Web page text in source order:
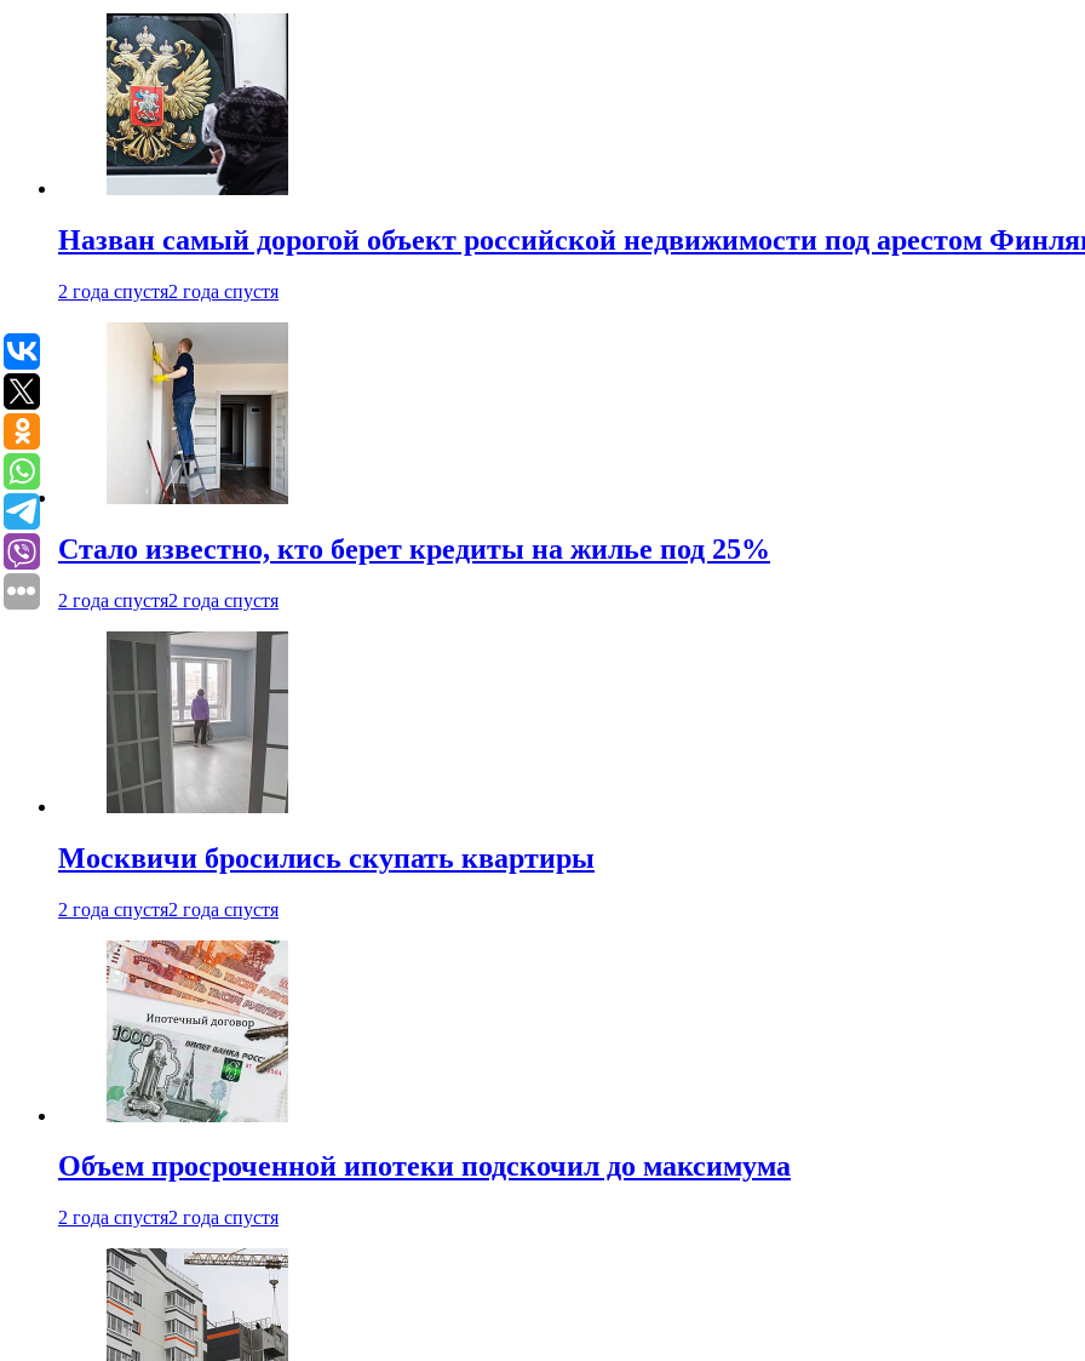
Назван самый дорогой объект российской недвижимости под арестом
2 года спустя2 года спустя
Стало известно, кто берет кредиты на жилье под 25%
2 года спустя2 года спустя
Москвичи бросились скупать квартиры
2 года спустя2 года спустя
Объем просроченной ипотеки подскочил до максимума
2 года спустя2 года спустя